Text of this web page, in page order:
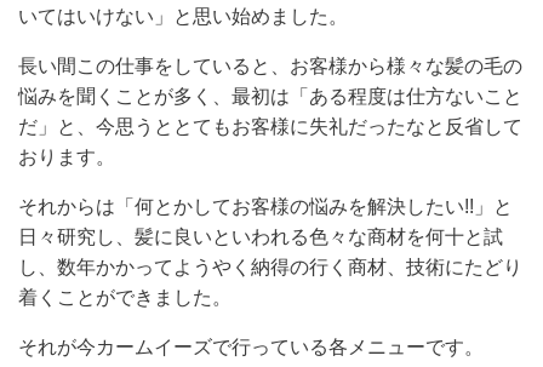
いてはいけない」と思い始めました。
長い間この仕事をしていると、お客様から様々な髪の毛の
悩みを聞くことが多く、最初は「ある程度は仕方ないこと
だ」と、今思うととてもお客様に失礼だったなと反省して
おります。
それからは「何とかしてお客様の悩みを解決したい!!」と
日々研究し、髪に良いといわれる色々な商材を何十と試
し、数年かかってようやく納得の行く商材、技術にたどり
着くことができました。
それが今カームイーズで行っている各メニューです。